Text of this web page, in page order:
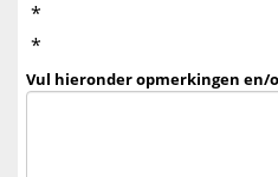
*
*
Vul hieronder opmerkingen en/